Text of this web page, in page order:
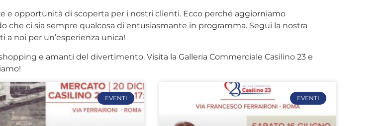
e opportunità di scoperta per i nostri clienti. Ecco perché aggiorniamo
ci sia sempre qualcosa di entusiasmante in programma. Segui la nostra
a noi per un’esperienza unica!
e amanti del divertimento. Visita la Galleria Commerciale Casilino 23 e
EVENTI EVENTI